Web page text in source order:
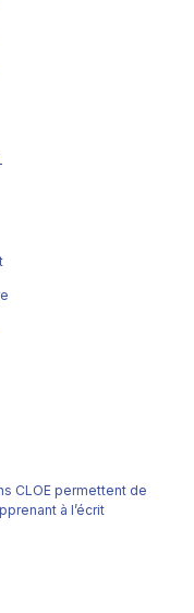
CLOE permettent de
à l’écrit